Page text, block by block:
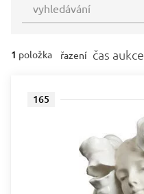
1 položka řazení čas aukce
165